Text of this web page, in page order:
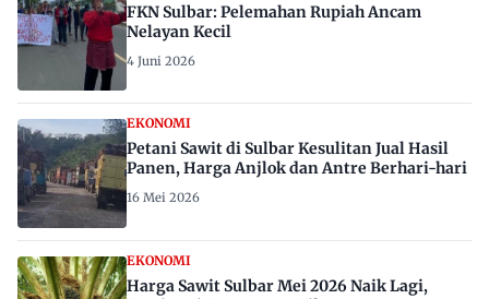
FKN Sulbar: Pelemahan Rupiah Ancam
Nelayan Kecil
4 Juni 2026
EKONOMI
Petani Sawit di Sulbar Kesulitan Jual Hasil
Panen, Harga Anjlok dan Antre Berhari-hari
16 Mei 2026
EKONOMI
Harga Sawit Sulbar Mei 2026 Naik Lagi,